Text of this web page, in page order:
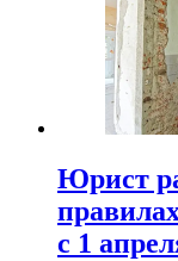
Юрист
с 1